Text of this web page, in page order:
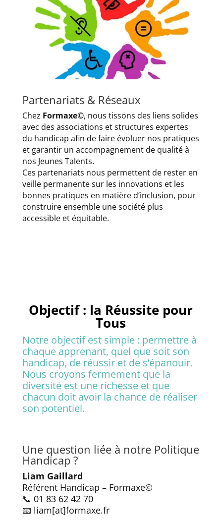
Partenariats & Réseaux
Chez Formaxe©, nous tissons des liens solides
avec des associations et structures expertes
du handicap afin de faire évoluer nos pratiques
et garantir un accompagnement de qualité à
nos Jeunes Talents.
Ces partenariats nous permettent de rester en
veille permanente sur les innovations et les
bonnes pratiques en matière d’inclusion, pour
construire ensemble une société plus
accessible et équitable.
Objectif : la Réussite pour
Tous
Notre objectif est simple : permettre à
chaque apprenant, quel que soit son
handicap, de réussir et de s’épanouir.
Nous croyons fermement que la
diversité est une richesse et que
chacun doit avoir la chance de réaliser
son potentiel.
Une question liée à notre Politique
Handicap ?
Liam Gaillard
Référent Handicap – Formaxe©
📞 01 83 62 42 70
📧 liam[at]formaxe.fr